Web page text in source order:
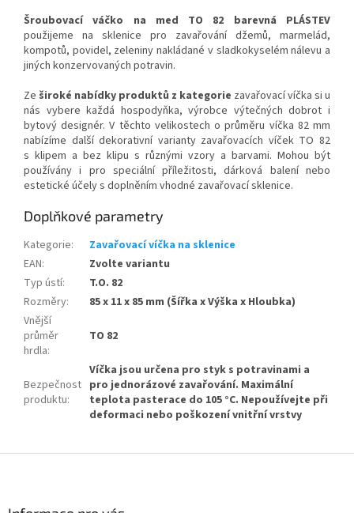
Šroubovací váčko na med TO 82 barevná PLÁSTEV
použijeme na sklenice pro zavařování džemů, marmelád,
kompotů, povidel, zeleniny nakládané v sladkokyselém nálevu a
jiných konzervovaných potravin.
Ze široké nabídky produktů z kategorie zavařovací víčka si u
nás vybere každá hospodyňka, výrobce výtečných dobrot i
bytový designér.V těchto velikostech o průměru víčka 82 mm
nabízíme další dekorativní varianty zavařovacích víček TO 82
s klipem a bez klipu s různými vzory a barvami. Mohou být
používány i pro speciální příležitosti, dárková balení nebo
estetické účely s doplněním vhodné zavařovací sklenice.
Doplňkové parametry
Kategorie:
Zavařovací víčka na sklenice
EAN:
Zvolte variantu
Typ ústí:
T.O. 82
Rozměry:
85 x 11 x 85 mm (Šířka x Výška x Hloubka)
Vnější
průměr
hrdla:
TO 82
Bezpečnost
produktu:
Víčka jsou určena pro styk s potravinami a
pro jednorázové zavařování. Maximální
teplota pasterace do 105 °C. Nepoužívejte při
deformaci nebo poškození vnitřní vrstvy